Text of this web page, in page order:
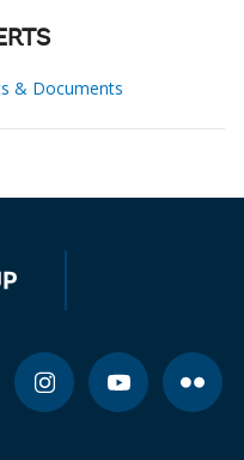
& Documents